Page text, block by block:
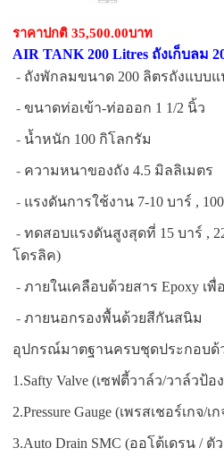
ราคาปกติ 35,500.00บาท
AIR TANK 200 Litres ถังเก็บลม
- ถังพักลมขนาด 200 ลิตรถังแบบแ
- ขนาดท่อเข้า-ท่อออก 1 1/2 นิ้ว
- น้ำหนัก 100 กิโลกรัม
- ความหนาของถัง 4.5 มิลลิเมตร
- แรงดันการใช้งาน 7-10 บาร์ ,
- ทดสอบแรงดันสูงสุดที่ 15 บาร์ ,
โดรลิค)
- ภายในเคลือบด้วยสาร Epoxy เ
- ภายนอกรองพื้นด้วยสีกันสนิม
อุปกรณ์มาตฐานครบชุดประกอบด้
1.Safty Valve (เซฟตี้วาล์ว/วาล์วป้
2.Pressure Gauge (เพรสเชอร์เกจ/
3.Auto Drain SMC (ออโต้เดรน /